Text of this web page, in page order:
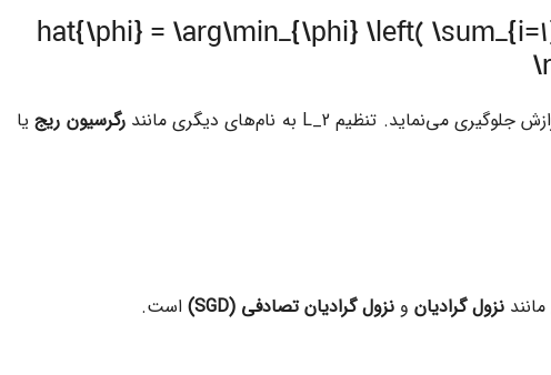
\hat{\phi} = \arg\min_{\phi} \left(
جلوگیری می‌نماید. تنظیم L_2 به نام‌های دیگری مانندرگرسیون ریجیا
نزول گرادیانو نزول گرادیان تصادفی (SGD) است.